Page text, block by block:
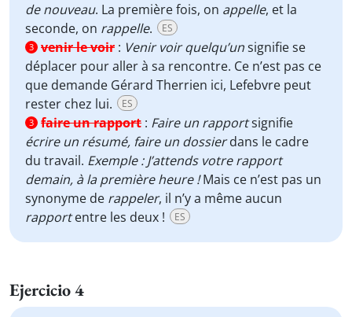
de nouveau. La première fois, on appelle, et la
seconde, on rappelle. ES
3 venir le voir : Venir voir quelqu’unsignifie se
déplacer pour aller à sa rencontre. Ce n’est pas ce
que demande Gérard Therrien ici, Lefebvre peut
rester chez lui.
ES
3 faire un rapport : Faire un rapportsignifie
écrire un résumé, faire un dossierdans le cadre
du travail. Exemple : J’attends votre rapport
demain, à la première heure !Mais ce n’est pas un
synonyme de rappeler, il n’y a même aucun
rapportentre les deux ! ES
Ejercicio 4